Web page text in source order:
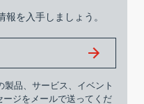
を入手しましょう。
製品、サービス、イベント
ジをメールで送ってくだ